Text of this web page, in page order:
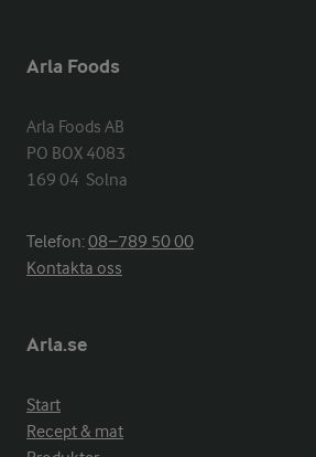
Arla Foods
Arla Foods AB
PO BOX 4083
169 04  Solna
Telefon:08−789 50 00
Kontakta oss
Arla.se
Start
Recept & mat